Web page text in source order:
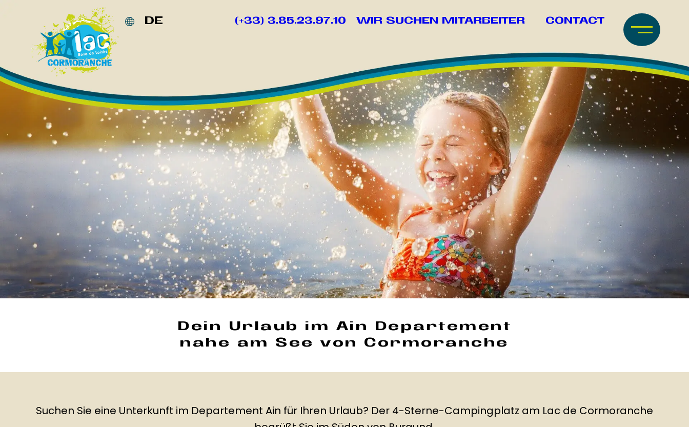
DE
(+33) 3.85.23.97.10 WIR SUCHEN MITARBEITER CONTACT
Dein Urlaub im Ain Departement
nahe am See von Cormoranche
Suchen Sie eine Unterkunft im Departement Ain für Ihren Urlaub? Der 4-Sterne-Campingplatz am Lac de Cormoranche
Cookie-Einstellungen